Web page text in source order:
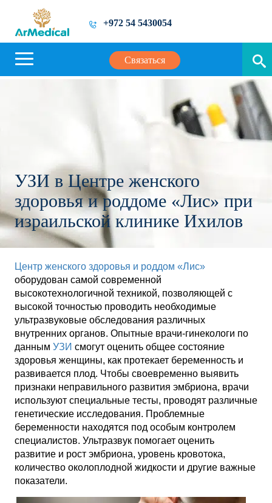
+972 54 5430054
Связаться
УЗИ в Центре женского
здоровья и роддоме «Лис» при
израильской клинике Ихилов
Центр женского здоровья и роддом «Лис»
оборудован самой современной
высокотехнологичной техникой, позволяющей с
высокой точностью проводить необходимые
ультразвуковые обследования различных
внутренних органов. Опытные врачи-гинекологи по
данным УЗИ смогут оценить общее состояние
здоровья женщины, как протекает беременность и
развивается плод. Чтобы своевременно выявить
признаки неправильного развития эмбриона, врачи
используют специальные тесты, проводят различные
генетические исследования. Проблемные
беременности находятся под особым контролем
специалистов. Ультразвук помогает оценить
развитие и рост эмбриона, уровень кровотока,
количество околоплодной жидкости и другие важные
показатели.